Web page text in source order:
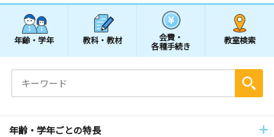
年齢・学年 教科・教材 会費・
各種手続き
教室検索
年齢・学年ごとの特長